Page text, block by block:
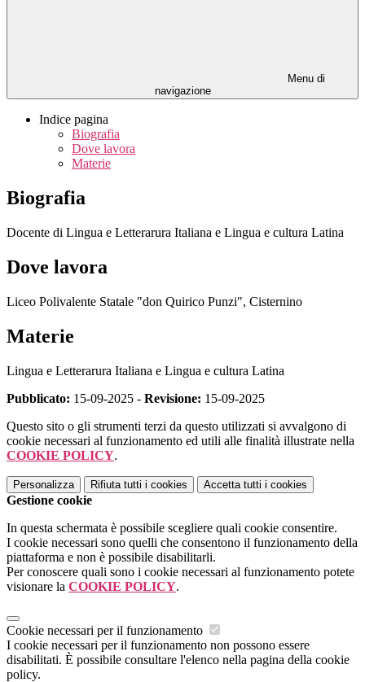
Menu di
navigazione
Indice pagina
Biografia
Dove lavora
Materie
Biografia
Docente di Lingua e Letterarura Italiana e Lingua e cultura Latina
Dove lavora
Liceo Polivalente Statale "don Quirico Punzi", Cisternino
Materie
Lingua e Letterarura Italiana e Lingua e cultura Latina
Pubblicato: 15-09-2025 - Revisione: 15-09-2025
Questo sito o gli strumenti terzi da questo utilizzati si avvalgono di
cookie necessari al funzionamento ed utili alle finalità illustrate nella
COOKIE POLICY.
Personalizza Rifiuta tutti i cookies Accetta tutti i cookies
Gestione cookie
In questa schermata è possibile scegliere quali cookie consentire.
I cookie necessari sono quelli che consentono il funzionamento della
piattaforma e non è possibile disabilitarli.
Per conoscere quali sono i cookie necessari al funzionamento potete
visionare la COOKIE POLICY.
Cookie necessari per il funzionamento
I cookie necessari per il funzionamento non possono essere
disabilitati. È possibile consultare l'elenco nella pagina della cookie
policy.